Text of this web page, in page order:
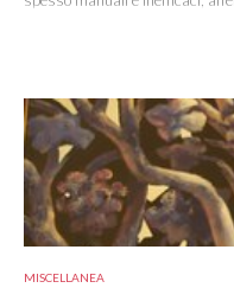
MISCELLANEA